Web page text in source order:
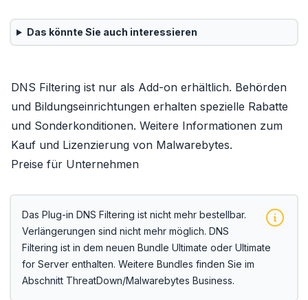
Das könnte Sie auch interessieren
DNS Filtering ist nur als Add-on erhältlich. Behörden
und Bildungseinrichtungen erhalten spezielle Rabatte
und Sonderkonditionen. Weitere Informationen zum
Kauf und Lizenzierung von Malwarebytes.
Preise für Unternehmen
Das Plug-in DNS Filtering ist nicht mehr bestellbar.
Verlängerungen sind nicht mehr möglich. DNS
Filtering ist in dem neuen Bundle Ultimate oder Ultimate
for Server enthalten. Weitere Bundles finden Sie im
Abschnitt ThreatDown/Malwarebytes Business.